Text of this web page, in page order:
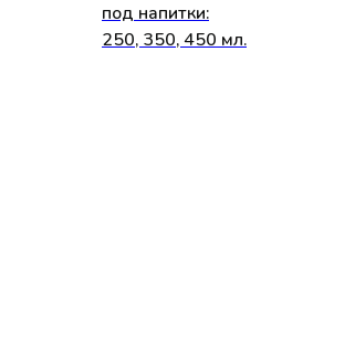
под напитки:
250, 350, 450 мл.